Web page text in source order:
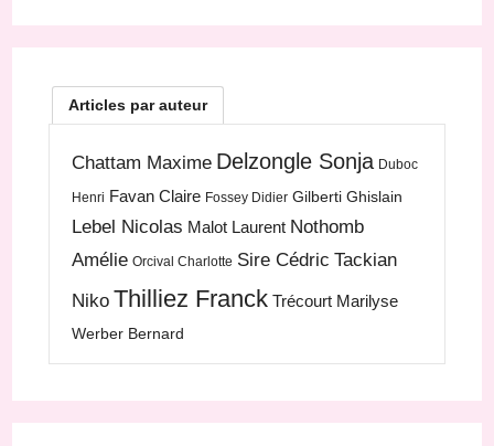
Articles par auteur
Chattam Maxime Delzongle Sonja Duboc
Henri Favan Claire Fossey Didier Gilberti Ghislain
Lebel Nicolas Malot Laurent Nothomb
Amélie Orcival Charlotte Sire Cédric Tackian
Niko Thilliez Franck Trécourt Marilyse
Werber Bernard